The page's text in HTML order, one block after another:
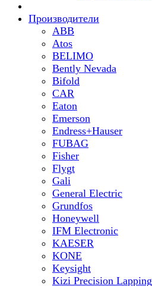
Производители
ABB
Atos
BELIMO
Bently Nevada
Bifold
CAR
Eaton
Emerson
Endress+Hauser
FUBAG
Fisher
Flygt
Gali
General Electric
Grundfos
Honeywell
IFM Electronic
KAESER
KONE
Keysight
Kizi Precision Lapping